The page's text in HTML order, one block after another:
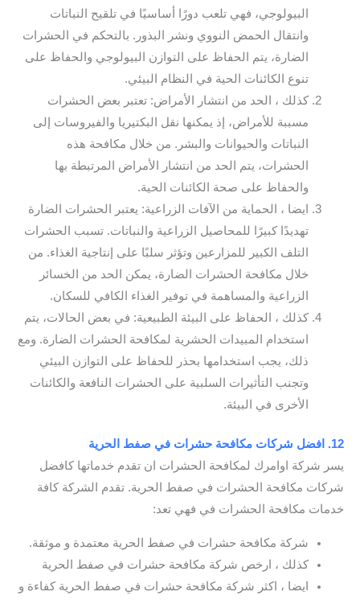
البيولوجي، فهي تلعب دورًا أساسيًا في تلقيح النباتات
وانتقال الحمض النووي ونشر البذور. بالتحكم في الحشرات
الضارة، يتم الحفاظ على التوازن البيولوجي والحفاظ على
تنوع الكائنات الحية في النظام البيئي.
كذلك ، الحد من انتشار الأمراض: تعتبر بعض الحشرات
مسببة للأمراض، إذ يمكنها نقل البكتيريا والفيروسات إلى
النباتات والحيوانات والبشر. من خلال مكافحة هذه
الحشرات، يتم الحد من انتشار الأمراض المرتبطة بها
والحفاظ على صحة الكائنات الحية.
ايضا ، الحماية من الآفات الزراعية: يعتبر الحشرات الضارة
تهديدًا كبيرًا للمحاصيل الزراعية والنباتات. تسبب الحشرات
التلف الكبير للمزارعين وتؤثر سلبًا على إنتاجية الغذاء. من
خلال مكافحة الحشرات الضارة، يمكن الحد من الخسائر
الزراعية والمساهمة في توفير الغذاء الكافي للسكان.
كذلك ، الحفاظ على البيئة الطبيعية: في بعض الحالات، يتم
استخدام المبيدات الحشرية لمكافحة الحشرات الضارة. ومع
ذلك، يجب استخدامها بحذر للحفاظ على التوازن البيئي
وتجنب التأثيرات السلبية على الحشرات النافعة والكائنات
الأخرى في البيئة.
12. افضل شركات مكافحة حشرات في صفط الحرية
يسر شركة اوامرك لمكافحة الحشرات ان تقدم خدماتها كافضل
شركات مكافحة الحشرات في صفط الحرية. تقدم الشركة كافة
خدمات مكافحة الحشرات في فهي تعد:
شركة مكافحة حشرات في صفط الحرية معتمدة و موثقة.
كذلك ، ارخص شركة مكافحة حشرات في صفط الحرية
ايضا ، اكثر شركة مكافحة حشرات في صفط الحرية كفاءة و